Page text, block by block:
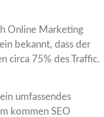
Online Marketing
bekannt, dass der
circa 75% des Traffic.
umfassendes
kommen SEO